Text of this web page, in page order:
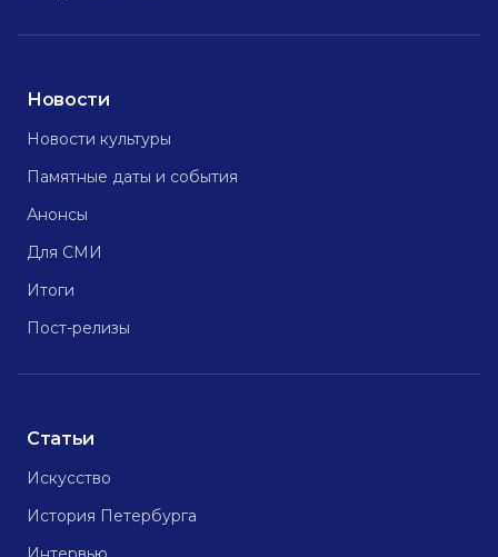
Новости
Новости культуры
Памятные даты и события
Анонсы
Для СМИ
Итоги
Пост-релизы
Статьи
Искусство
История Петербурга